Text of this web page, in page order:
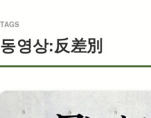
동영상:反差別